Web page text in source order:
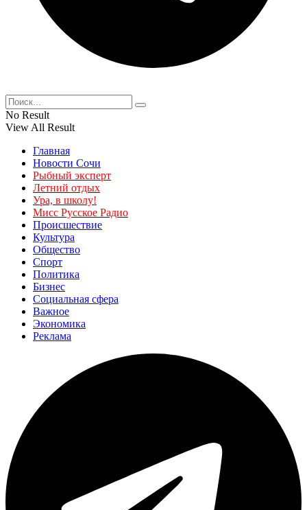
No Result
View All Result
Главная
Новости Сочи
Рыбный эксперт
Летний отдых
Ура, в школу!
Мисс Русское Радио
Происшествие
Культура
Общество
Спорт
Политика
Бизнес
Социальная сфера
Важное
Экономика
Реклама